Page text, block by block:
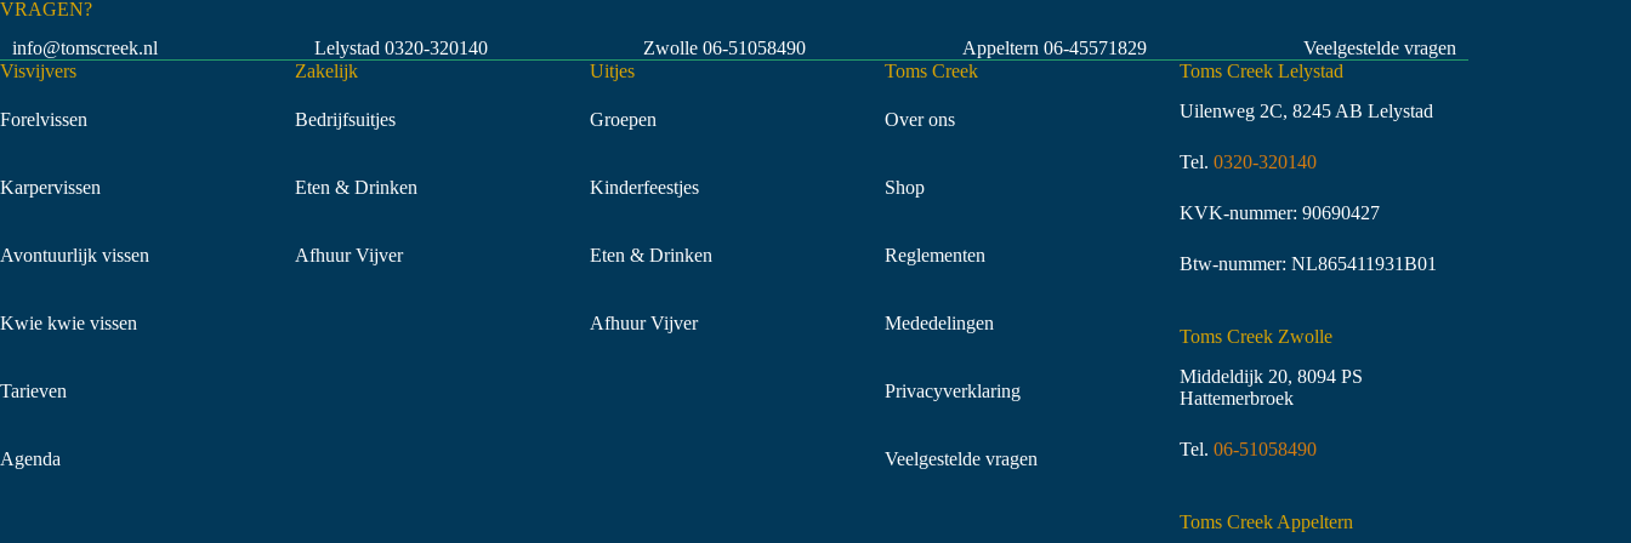
VRAGEN?
info@tomscreek.nl
Lelystad 0320-320140 Zwolle06-51058490 Appeltern 06-45571829
Veelgestelde vragen
Visvijvers
Forelvissen
Karpervissen
Avontuurlijk vissen
Kwie kwie vissen
Tarieven
Agenda
Zakelijk
Bedrijfsuitjes
Eten & Drinken
Afhuur Vijver
Uitjes
Groepen
Kinderfeestjes
Eten & Drinken
Afhuur Vijver
Toms Creek
Over ons
Shop
Reglementen
Mededelingen
Privacyverklaring
Veelgestelde vragen
Toms Creek Lelystad
Uilenweg 2C, 8245 AB Lelystad
Tel. 0320-320140
KVK-nummer: 90690427
Btw-nummer: NL865411931B01
Toms Creek Zwolle
Middeldijk 20, 8094 PS
Hattemerbroek
Tel. 06-51058490
Toms Creek Appeltern